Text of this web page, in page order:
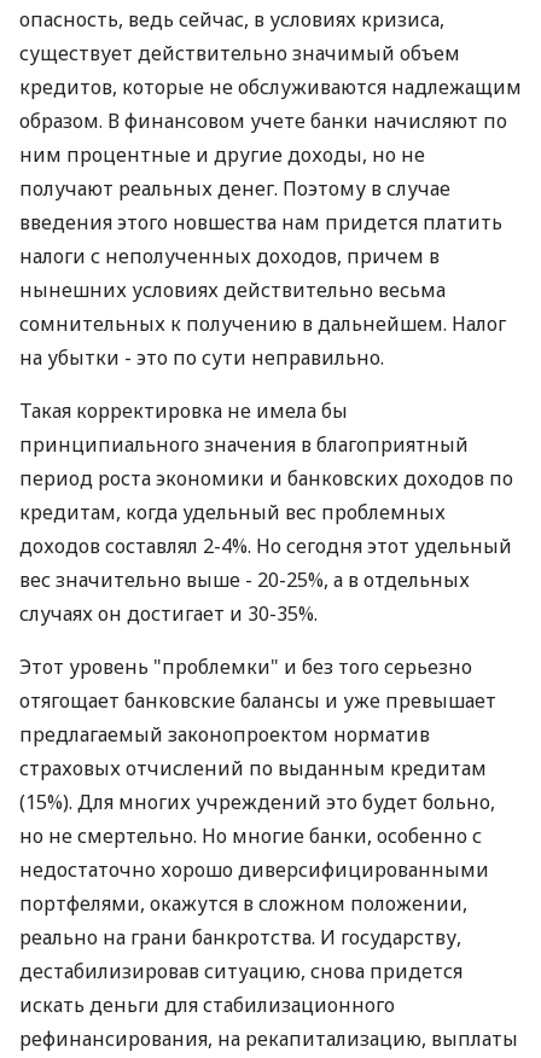
опасность, ведь сейчас, в условиях кризиса,
существует действительно значимый объем
кредитов, которые не обслуживаются надлежащим
образом. В финансовом учете банки начисляют по
ним процентные и другие доходы, но не
получают реальных денег. Поэтому в случае
введения этого новшества нам придется платить
налоги с неполученных доходов, причем в
нынешних условиях действительно весьма
сомнительных к получению в дальнейшем. Налог
на убытки - это по сути неправильно.
Такая корректировка не имела бы
принципиального значения в благоприятный
период роста экономики и банковских доходов по
кредитам, когда удельный вес проблемных
доходов составлял 2-4%. Но сегодня этот удельный
вес значительно выше - 20-25%, а в отдельных
случаях он достигает и 30-35%.
Этот уровень "проблемки" и без того серьезно
отягощает банковские балансы и уже превышает
предлагаемый законопроектом норматив
страховых отчислений по выданным кредитам
(15%). Для многих учреждений это будет больно,
но не смертельно. Но многие банки, особенно с
недостаточно хорошо диверсифицированными
портфелями, окажутся в сложном положении,
реально на грани банкротства. И государству,
дестабилизировав ситуацию, снова придется
искать деньги для стабилизационного
рефинансирования, на рекапитализацию, выплаты